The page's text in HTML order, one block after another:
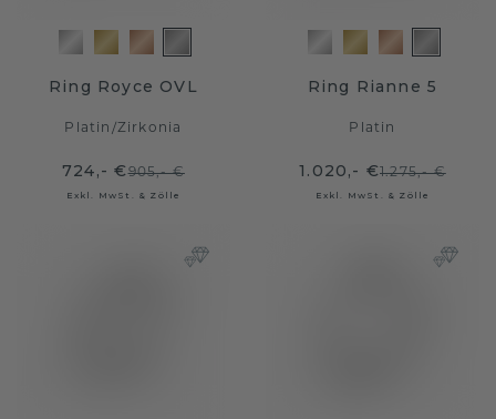
Ring Royce OVL
Platin /Zirkonia
724,- €905,- €
Exkl. MwSt. & Zölle
Ring Rianne 5
Platin
1.020,- €1.275,- €
Exkl. MwSt. & Zölle